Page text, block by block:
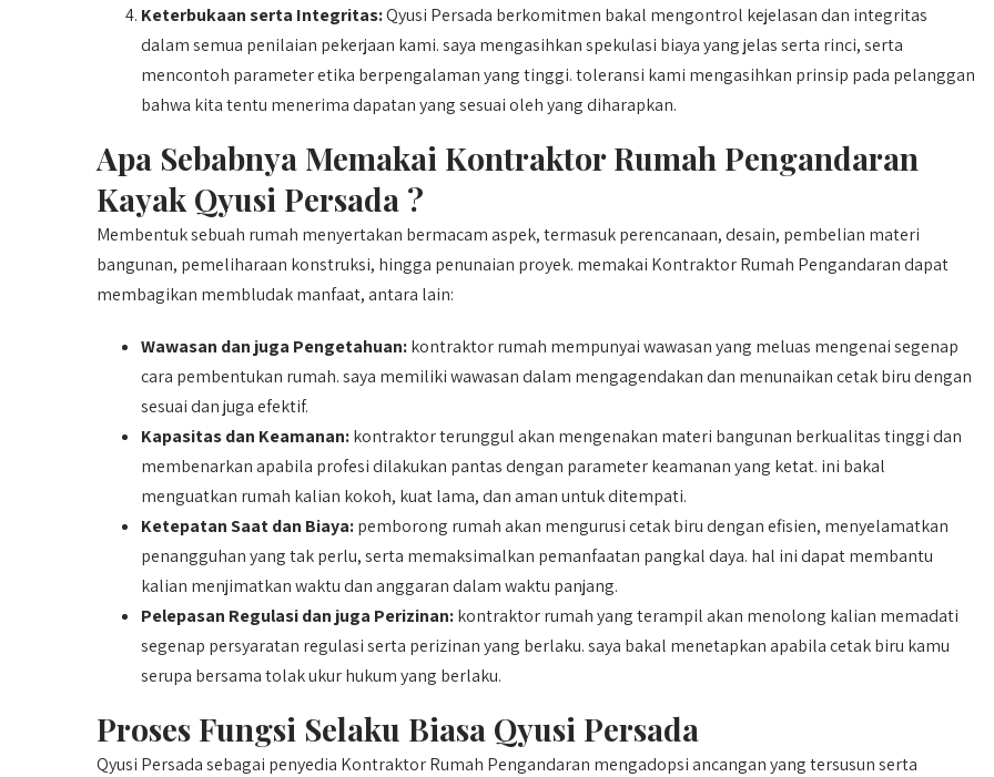
Keterbukaan serta Integritas:Qyusi Persada berkomitmen bakal mengontrol kejelasan dan integritas
dalam semua penilaian pekerjaan kami. saya mengasihkan spekulasi biaya yang jelas serta rinci, serta
mencontoh parameter etika berpengalaman yang tinggi. toleransi kami mengasihkan prinsip pada pelanggan
bahwa kita tentu menerima dapatan yang sesuai oleh yang diharapkan.
Apa Sebabnya Memakai Kontraktor Rumah Pengandaran
Kayak Qyusi Persada ?
Membentuk sebuah rumah menyertakan bermacam aspek, termasuk perencanaan, desain, pembelian materi
bangunan, pemeliharaan konstruksi, hingga penunaian proyek. memakai Kontraktor Rumah Pengandaran dapat
membagikan membludak manfaat, antara lain:
Wawasan dan juga Pengetahuan:kontraktor rumah mempunyai wawasan yang meluas mengenai segenap
cara pembentukan rumah. saya memiliki wawasan dalam mengagendakan dan menunaikan cetak biru dengan
sesuai dan juga efektif.
Kapasitas dan Keamanan:kontraktor terunggul akan mengenakan materi bangunan berkualitas tinggi dan
membenarkan apabila profesi dilakukan pantas dengan parameter keamanan yang ketat. ini bakal
menguatkan rumah kalian kokoh, kuat lama, dan aman untuk ditempati.
Ketepatan Saat dan Biaya:pemborong rumah akan mengurusi cetak biru dengan efisien, menyelamatkan
penangguhan yang tak perlu, serta memaksimalkan pemanfaatan pangkal daya. hal ini dapat membantu
kalian menjimatkan waktu dan anggaran dalam waktu panjang.
Pelepasan Regulasi dan juga Perizinan:kontraktor rumah yang terampil akan menolong kalian memadati
segenap persyaratan regulasi serta perizinan yang berlaku. saya bakal menetapkan apabila cetak biru kamu
serupa bersama tolak ukur hukum yang berlaku.
Proses Fungsi Selaku Biasa Qyusi Persada
Qyusi Persada sebagai penyedia Kontraktor Rumah Pengandaran mengadopsi ancangan yang tersusun serta